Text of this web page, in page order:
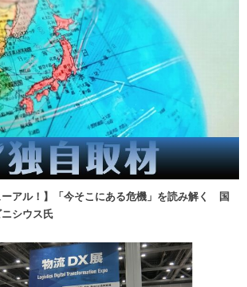
ーアル！】「今そこにある危機」を読み解く 国
シウス氏